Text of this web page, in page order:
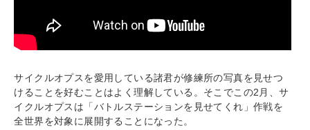
サイクルオプスを愛用している諸君が修練所の写真を見せつ
けることを好むことはよく理解している。そこでこの2月、サ
イクルオプスは「バトルステーションを見せてくれ」作戦を
全世界を対象に展開することになった。